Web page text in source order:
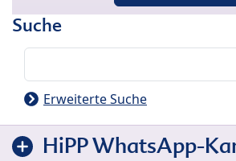
Suche
Erweiterte Suche
HiPP WhatsApp-